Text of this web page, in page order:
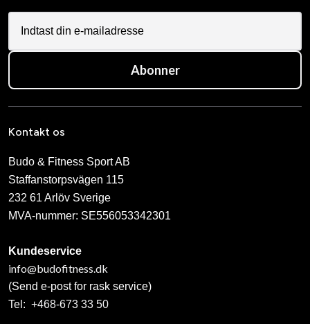
Abonner
Kontakt os
Budo & Fitness Sport AB
Staffanstorpsvägen 115
232 61 Arlöv Sverige
MVA-nummer: SE556053342301
Kundeservice
info@budofitness.dk
(Send e-post for rask service)
Tel: +468-673 33 50